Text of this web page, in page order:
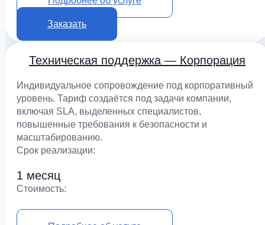
Заказать
Техническая поддержка — Корпорация
Индивидуальное сопровождение под корпоративный
уровень. Тариф создаётся под задачи компании,
включая SLA, выделенных специалистов,
повышенные требования к безопасности и
масштабированию.
Срок реализации:
1 месяц
Cтоимость:
по запросу